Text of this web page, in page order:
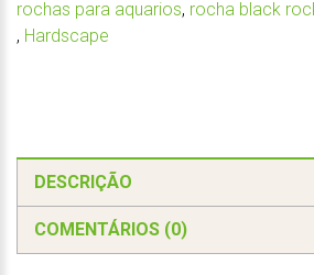
rochas para aquarios, rocha black
, Hardscape
DESCRIÇÃO
COMENTÁRIOS (0)